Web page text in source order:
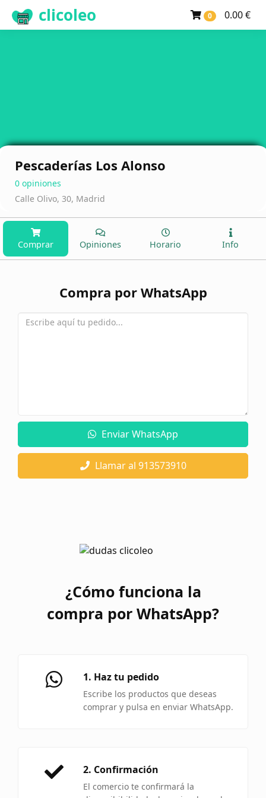
0 0.00 €
clicoleo
Pescaderías Los Alonso
0 opiniones
Calle Olivo, 30, Madrid
Comprar Opiniones Horario Info
Compra por WhatsApp
Enviar WhatsApp
Llamar al 913573910
¿Cómo funciona la
compra por WhatsApp?
1. Haz tu pedido
Escribe los productos que deseas
comprar y pulsa en enviar WhatsApp.
2. Confirmación
El comercio te confirmará la